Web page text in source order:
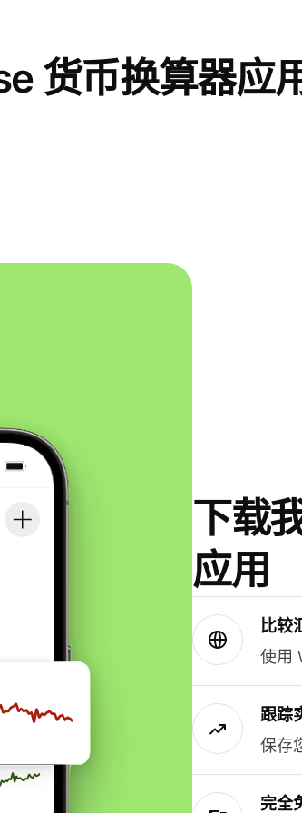
货币换算器应
下载
应用
比较
使用
跟踪
保存
完全